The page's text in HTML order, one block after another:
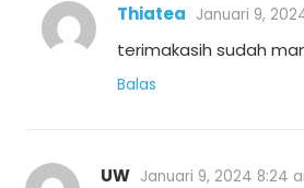
Thiatea Januari 9,
terimakasih sudah
Balas
UW Januari 9, 2024 8:24